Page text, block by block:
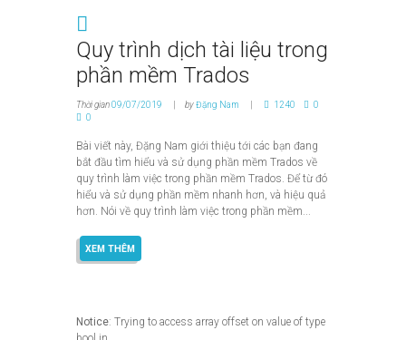
Quy trình dịch tài liệu trong
phần mềm Trados
Thời gian09/07/2019 byĐặng Nam 1240
0
0
Bài viết này, Đặng Nam giới thiệu tới các bạn đang
bắt đầu tìm hiểu và sử dụng phần mềm Trados về
quy trình làm việc trong phần mềm Trados. Để từ đó
hiểu và sử dụng phần mềm nhanh hơn, và hiệu quả
hơn. Nói về quy trình làm việc trong phần mềm...
XEM THÊM
Notice: Trying to access array offset on value of type